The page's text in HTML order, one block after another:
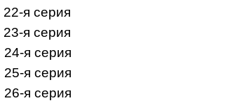
я серия
я серия
я серия
я серия
я серия